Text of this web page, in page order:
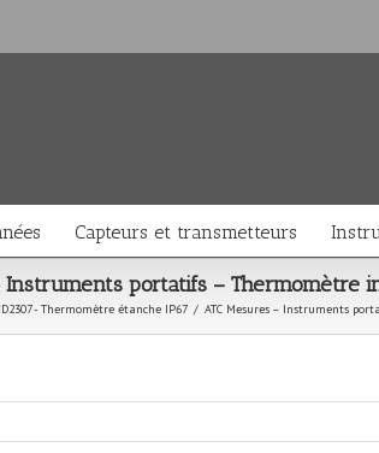
Capteurs et transmetteurs
Instruments portatifs – Thermomètre
- Thermomètre étanche IP67 / ATC Mesures – Instruments